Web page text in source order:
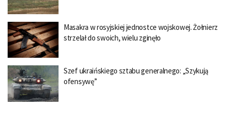
Masakra w rosyjskiej jednostce wojskowej. Żołnierz
strzelał do swoich, wielu zginęło
Szef ukraińskiego sztabu generalnego: „Szykują
ofensywę”